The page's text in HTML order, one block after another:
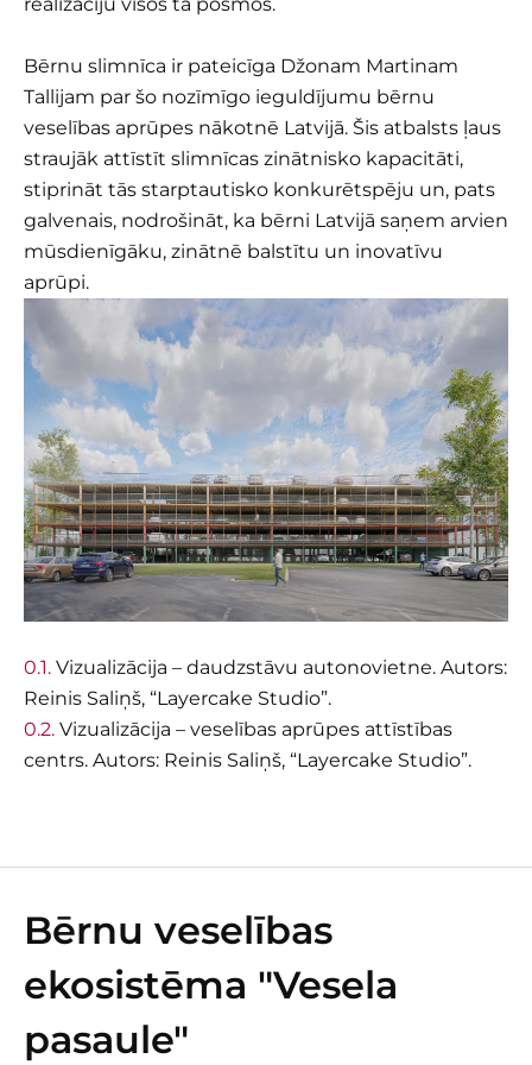
realizāciju visos tā posmos.
Bērnu slimnīca ir pateicīga Džonam Martinam
Tallijam par šo nozīmīgo ieguldījumu bērnu
veselības aprūpes nākotnē Latvijā. Šis atbalsts ļaus
straujāk attīstīt slimnīcas zinātnisko kapacitāti,
stiprināt tās starptautisko konkurētspēju un, pats
galvenais, nodrošināt, ka bērni Latvijā saņem arvien
mūsdienīgāku, zinātnē balstītu un inovatīvu
aprūpi.
Vizualizācija – daudzstāvu autonovietne. Autors:
Reinis Saliņš, “Layercake Studio”.
Vizualizācija – veselības aprūpes attīstības
centrs. Autors: Reinis Saliņš, “Layercake Studio”.
Bērnu veselības
ekosistēma "Vesela
pasaule"